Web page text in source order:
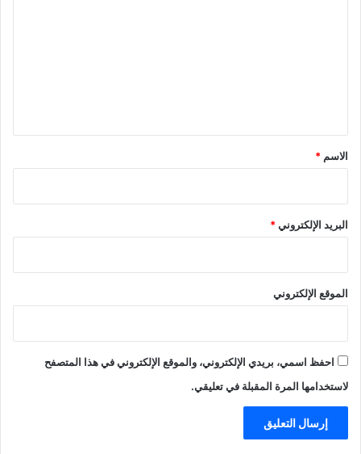
*
الاسم *
البريد الإلكتروني*
الموقع الإلكتروني
احفظ اسمي، بريدي الإلكتروني، والموقع الإلكتروني في هذا المتصفح
لاستخدامها المرة المقبلة في تعليقي.